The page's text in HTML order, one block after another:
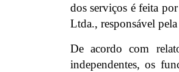
dos serviços é feita
Ltda., responsável
De acordo com
independentes, os